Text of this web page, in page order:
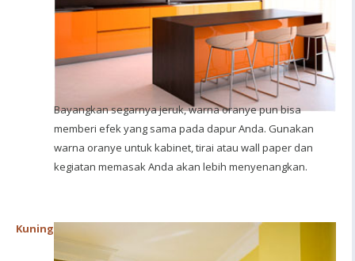
Bayangkan segarnya jeruk, warna oranye pun bisa
memberi efek yang sama pada dapur Anda. Gunakan
warna oranye untuk kabinet, tirai atau wall paper dan
kegiatan memasak Anda akan lebih menyenangkan.
Kuning